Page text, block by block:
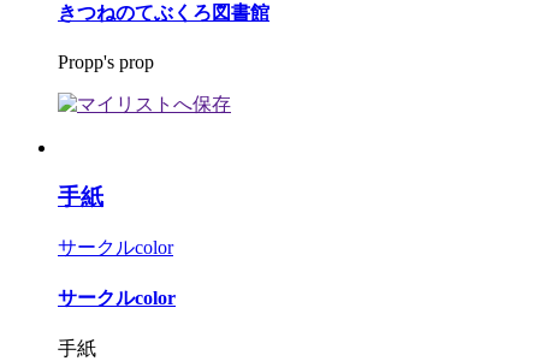
きつねのてぶくろ図書館
Propp's prop
手紙
サークルcolor
サークルcolor
手紙